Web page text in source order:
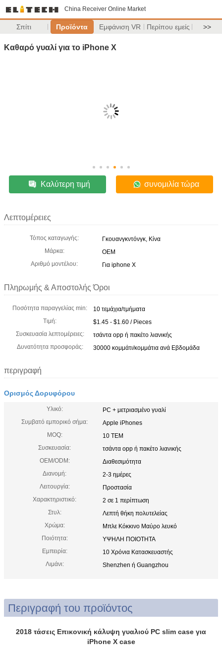
China Receiver Online Market
Σπίτι Προϊόντα Εμφάνιση VR Περίπου εμείς >>
Καθαρό γυαλί για το iPhone X
Καλύτερη τιμή συνομιλία τώρα
Λεπτομέρειες
Τόπος καταγωγής:
Γκουανγκντόνγκ, Κίνα
Μάρκα:
OEM
Αριθμό μοντέλου:
Για iphone X
Πληρωμής & Αποστολής Όροι
Ποσότητα παραγγελίας min:
10 τεμάχια/τμήματα
Τιμή:
$1.45 - $1.60 / Pieces
Συσκευασία λεπτομέρειες:
τσάντα opp ή πακέτο λιανικής
Δυνατότητα προσφοράς:
30000 κομμάτι/κομμάτια ανά Εβδομάδα
περιγραφή
Ορισμός Δορυφόρου
Υλικό:
PC + μετριασμένο γυαλί
Συμβατό εμπορικό σήμα:
Apple iPhones
MOQ:
10 ΤΕΜ
Συσκευασία:
τσάντα opp ή πακέτο λιανικής
OEM/ODM:
Διαθεσιμότητα
Διανομή:
2-3 ημέρες
Λειτουργία:
Προστασία
Χαρακτηριστικό:
2 σε 1 περίπτωση
Στυλ:
Λεπτή θήκη πολυτελείας
Χρώμα:
Μπλε Κόκκινο Μαύρο λευκό
Ποιότητα:
ΥΨΗΛΗ ΠΟΙΟΤΗΤΑ
Εμπειρία:
10 Χρόνια Κατασκευαστής
Λιμάνι:
Shenzhen ή Guangzhou
Περιγραφή του προϊόντος
2018 τάσεις Επικονική κάλυψη γυαλιού PC slim case για
iPhone X case